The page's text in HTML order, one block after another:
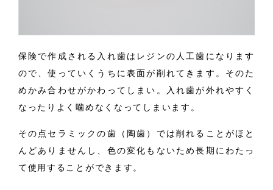
保険で作成される入れ歯はレジンの人工歯になります
ので、使っていくうちに表面が削れてきます。そのた
めかみ合わせがかわってしまい。入れ歯が外れやすく
なったりよく噛めなくなってしまいます。
その点セラミックの歯（陶歯）では削れることがほと
んどありませんし、色の変化もないため長期にわたっ
て使用することができます。